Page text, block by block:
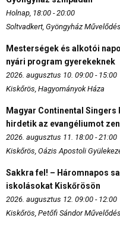
Holnap, 18:00 - 20:00
Soltvadkert, Gyöngyház
Mesterségek és alkotói
nyári program gyerekeknek
2026. augusztus 10. 09:00 - 15:00
Kiskőrös, Hagyományok Háza
Magyar Continental
hirdetik az evangéliumot
2026. augusztus 11. 18:00 - 21:00
Kiskőrös, Oázis Apostoli
Sakkra fel! – Háromnapos
iskolásokat Kiskőrösön
2026. augusztus 12. 09:00 - 12:00
Kiskőrös, Petőfi Sándor